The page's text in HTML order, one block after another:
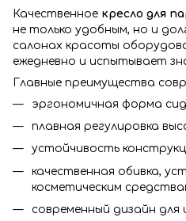
Качественное кресло для
не только удобным, но и
салонах красоты
ежедневно и испытывает
Главные преимущества
эргономичная форма
плавная регулировка
устойчивость
качественная обивка,
косметическим
современный дизайн